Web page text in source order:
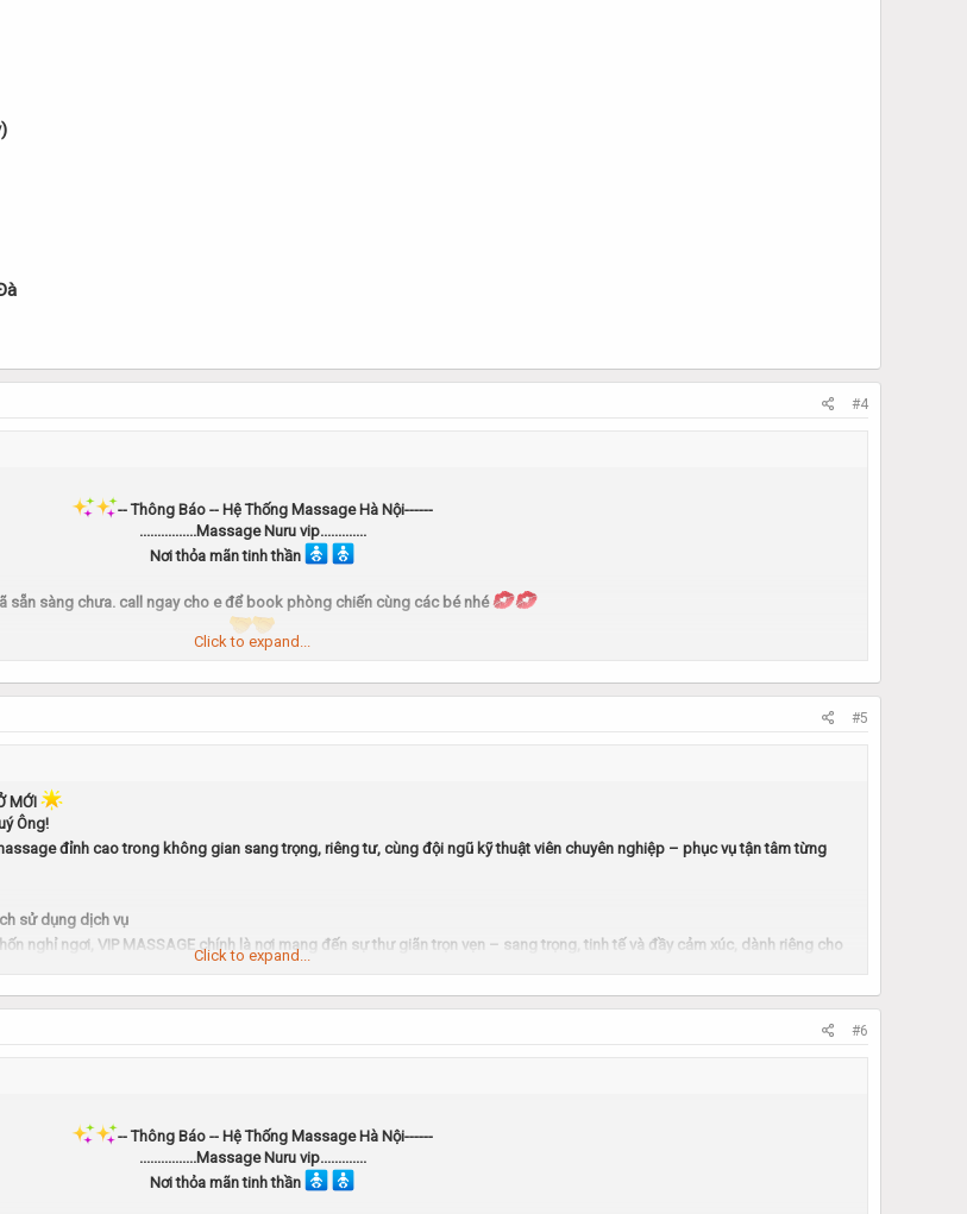
#4
-- Thông Báo -- Hệ Thống Massage Hà Nội------
................Massage Nuru vip.............
Nơi thỏa mãn tinh thần
sẵn sàng chưa. call ngay cho e để book phòng chiến cùng các bé nhé
Tặng miễn phí 1 vé trị giá 600k cho đoàn 4 5 người trở lên
Chi ti ết Dịch Vụ và hình ảnh Ktv: Zalo.. 0878604883 - 0879061996( Thái 18+)
Địa chỉ chuỗi 6 cơ sở
-Địa chỉ: 136 Hồ Tùng Mậu (Cổng KĐT Goldmark City)
• CS3 – X-MEN VIP MASSAGE
• CS4 – NNL VIP MASSAGE
Giờ mở cửa: 10h30 – 02h sáng
Click to expand...
#5
MỚI
Ông!
đỉnh cao trong không gian sang trọng, riêng tư, cùng đội ngũ kỹ thuật viên chuyên nghiệp – phục vụ tận tâm từng
sử dụng dịch vụ
nghỉ ngơi, VIP MASSAGE chính là nơi mang đến sự thư giãn trọn vẹn – sang trọng, tinh tế và đầy cảm xúc, dành riêng cho
Click to expand...
#6
-- Thông Báo -- Hệ Thống Massage Hà Nội------
................Massage Nuru vip.............
Nơi thỏa mãn tinh thần